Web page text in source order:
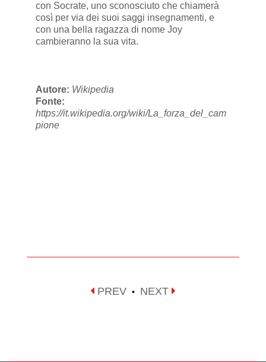
con Socrate, uno sconosciuto che chiamerà
così per via dei suoi saggi insegnamenti, e
con una bella ragazza di nome Joy
cambieranno la sua vita.
Autore: Wikipedia
Fonte:
https://it.wikipedia.org/wiki/La_forza_del_cam
pione
PREV • NEXT